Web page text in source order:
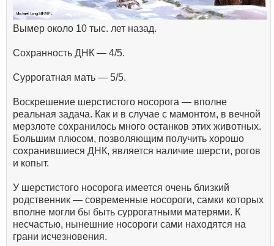
Вымер около 10 тыс. лет назад.
Сохранность ДНК — 4/5.
Суррогатная мать — 5/5.
Воскрешение шерстистого носорога — вполне
реальная задача. Как и в случае с мамонтом, в вечной
мерзлоте сохранилось много останков этих животных.
Большим плюсом, позволяющим получить хорошо
сохранившиеся ДНК, является наличие шерсти, рогов
и копыт.
У шерстистого носорога имеется очень близкий
родственник — современные носороги, самки которых
вполне могли бы быть суррогатными матерями. К
несчастью, нынешние носороги сами находятся на
грани исчезновения.